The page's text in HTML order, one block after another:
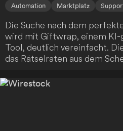
Automation Marktplatz
Die Suche nach dem
wird mit Giftwrap, einem
Tool, deutlich vereinfacht.
das Rätselraten aus dem